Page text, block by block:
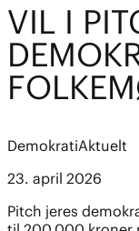
VIL I
DemokratiAktuelt
23. april 2026
Pitch jeres